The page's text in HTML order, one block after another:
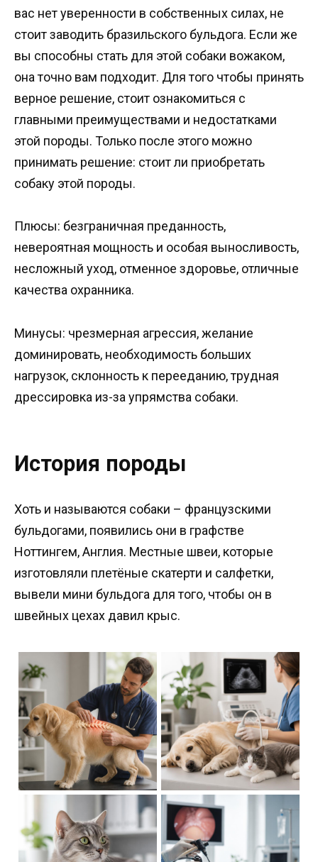
вас нет уверенности в собственных силах, не
стоит заводить бразильского бульдога. Если же
вы способны стать для этой собаки вожаком,
она точно вам подходит. Для того чтобы принять
верное решение, стоит ознакомиться с
главными преимуществами и недостатками
этой породы. Только после этого можно
принимать решение: стоит ли приобретать
собаку этой породы.
Плюсы: безграничная преданность,
невероятная мощность и особая выносливость,
несложный уход, отменное здоровье, отличные
качества охранника.
Минусы: чрезмерная агрессия, желание
доминировать, необходимость больших
нагрузок, склонность к перееданию, трудная
дрессировка из-за упрямства собаки.
История породы
Хоть и называются собаки – французскими
бульдогами, появились они в графстве
Ноттингем, Англия. Местные швеи, которые
изготовляли плетёные скатерти и салфетки,
вывели мини бульдога для того, чтобы он в
швейных цехах давил крыс.